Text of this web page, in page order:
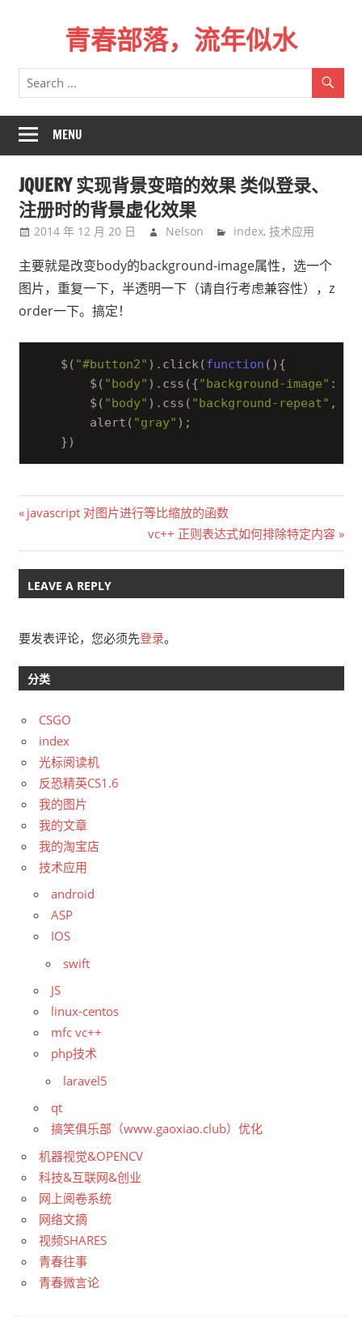
青春部落，流年似水
青
春
一
场
行，
总
记
不
起
来
时
的
MENU
JQUERY 实现背景变暗的效果 类似登录、
注册时的背景虚化效果
2014 年 12 月 20 日 Nelson index,技术应用
主要就是改变body的background-image属性，选一个
图片，重复一下，半透明一下（请自行考虑兼容性），z
order一下。搞定！
    $(
"#button2" ).click(function ( ) {
        $(
"body" ).css({"background-image" :
        $(
"body" ).css( "background-repeat" ,
        alert(
"gray" );
文
章
导
Previous
javascript 对图片进行等比缩放的函数
Next
Post:
vc++ 正则表达式如何排除特定内容
LEAVE A REPLY
要发表评论，您必须先登录。
分类
CSGO
index
光标阅读机
反恐精英CS1.6
我的图片
我的文章
我的淘宝店
技术应用
android
ASP
IOS
swift
JS
linux-centos
mfc vc++
php技术
laravel5
qt
搞笑俱乐部（www.gaoxiao.club）优化
机器视觉&OPENCV
科技&互联网&创业
网上阅卷系统
网络文摘
视频SHARES
青春往事
青春微言论